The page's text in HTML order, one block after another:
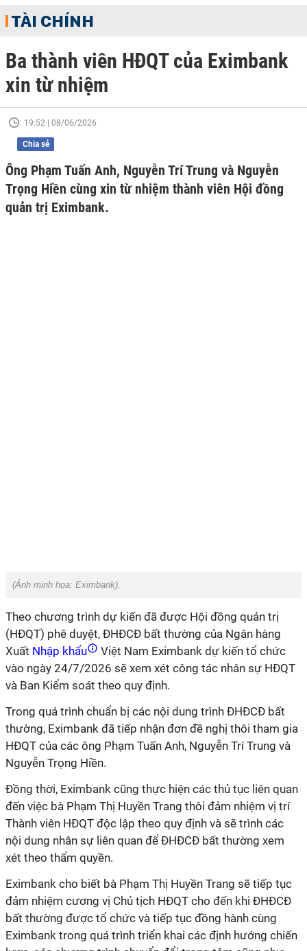
TÀI CHÍNH
Ba thành viên HĐQT của Eximbank
xin từ nhiệm
19:52 | 08/06/2026
Chia sẻ
Ông Phạm Tuấn Anh, Nguyễn Trí Trung và Nguyễn
Trọng Hiền cùng xin từ nhiệm thành viên Hội đồng
quản trị Eximbank.
(Ảnh minh họa: Eximbank).
Theo chương trình dự kiến đã được Hội đồng quản trị
(HĐQT) phê duyệt, ĐHĐCĐ bất thường của Ngân hàng
Xuất Nhập khẩu
Việt Nam Eximbank dự kiến tổ chức
vào ngày 24/7/2026 sẽ xem xét công tác nhân sự HĐQT
và Ban Kiểm soát theo quy định.
Trong quá trình chuẩn bị các nội dung trình ĐHĐCĐ bất
thường, Eximbank đã tiếp nhận đơn đề nghị thôi tham gia
HĐQT của các ông Phạm Tuấn Anh, Nguyễn Trí Trung và
Nguyễn Trọng Hiền.
Đồng thời, Eximbank cũng thực hiện các thủ tục liên quan
đến việc bà Phạm Thị Huyền Trang thôi đảm nhiệm vị trí
Thành viên HĐQT độc lập theo quy định và sẽ trình các
nội dung nhân sự liên quan để ĐHĐCĐ bất thường xem
xét theo thẩm quyền.
Eximbank cho biết bà Phạm Thị Huyền Trang sẽ tiếp tục
đảm nhiệm cương vị Chủ tịch HĐQT cho đến khi ĐHĐCĐ
bất thường được tổ chức và tiếp tục đồng hành cùng
Eximbank trong quá trình triển khai các định hướng chiến